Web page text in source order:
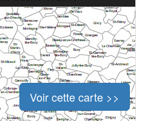
Voir cette carte >>